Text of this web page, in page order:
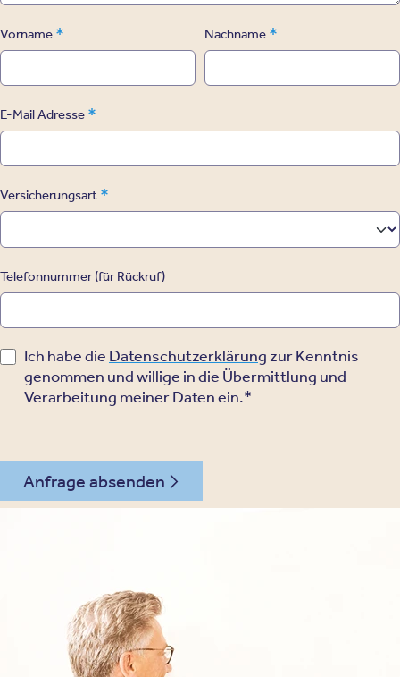
Vorname * Nachname *
E-Mail Adresse *
Versicherungsart *
Telefonnummer (für Rückruf)
Ich habe die Datenschutzerklärung zur Kenntnis
genommen und willige in die Übermittlung und
Verarbeitung meiner Daten ein.*
Anfrage absenden
Informationen
Für Patienten
Für Zuweiser